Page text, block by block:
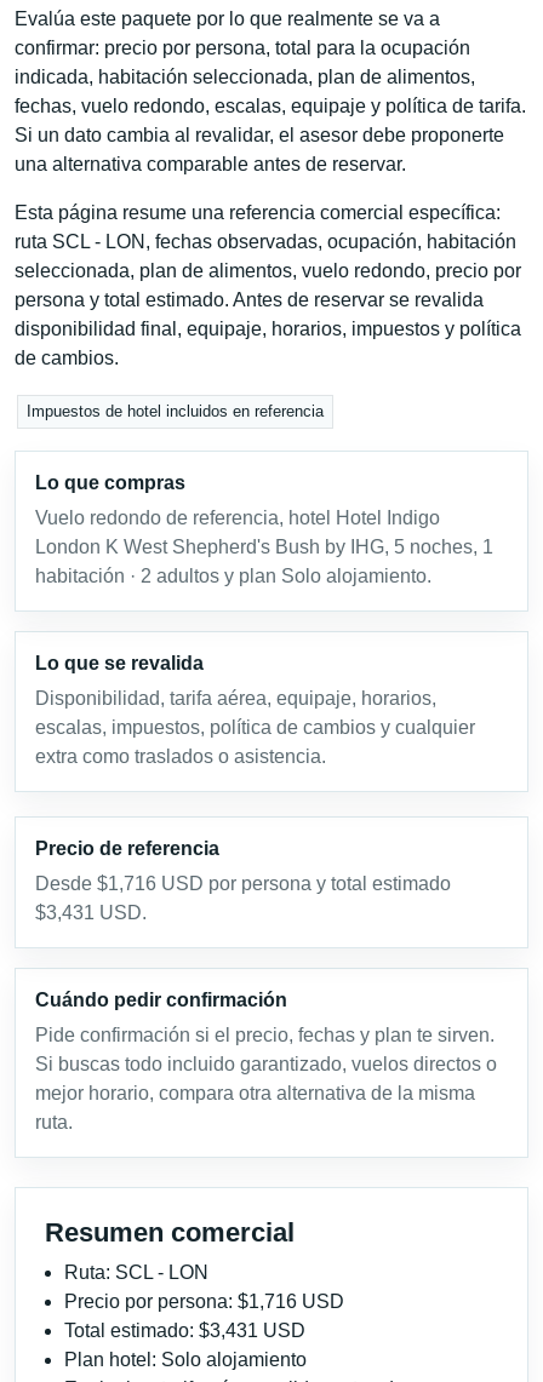
Evalúa este paquete por lo que realmente se va a
confirmar: precio por persona, total para la ocupación
indicada, habitación seleccionada, plan de alimentos,
fechas, vuelo redondo, escalas, equipaje y política de tarifa.
Si un dato cambia al revalidar, el asesor debe proponerte
una alternativa comparable antes de reservar.
Esta página resume una referencia comercial específica:
ruta SCL - LON, fechas observadas, ocupación, habitación
seleccionada, plan de alimentos, vuelo redondo, precio por
persona y total estimado. Antes de reservar se revalida
disponibilidad final, equipaje, horarios, impuestos y política
de cambios.
Impuestos de hotel incluidos en referencia
Lo que compras
Vuelo redondo de referencia, hotel Hotel Indigo
London K West Shepherd's Bush by IHG, 5 noches, 1
habitación · 2 adultos y plan Solo alojamiento.
Lo que se revalida
Disponibilidad, tarifa aérea, equipaje, horarios,
escalas, impuestos, política de cambios y cualquier
extra como traslados o asistencia.
Precio de referencia
Desde $1,716 USD por persona y total estimado
$3,431 USD.
Cuándo pedir confirmación
Pide confirmación si el precio, fechas y plan te sirven.
Si buscas todo incluido garantizado, vuelos directos o
mejor horario, compara otra alternativa de la misma
ruta.
Resumen comercial
Ruta: SCL - LON
Precio por persona: $1,716 USD
Total estimado: $3,431 USD
Plan hotel: Solo alojamiento